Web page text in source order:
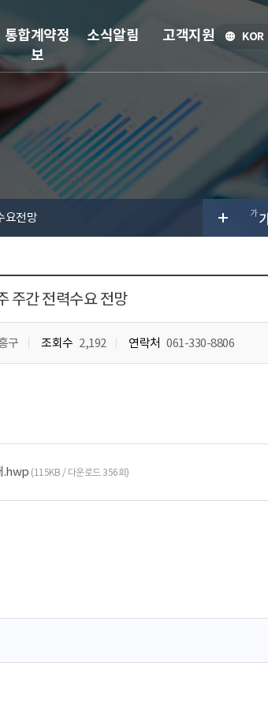
KOR언
통합계약정
보
소식알림 고객지원
요전망
주간 전력수요 전망
구 조회수 2,192 연락처 061-330-8806
.hwp (115KB / 다운로드 356회)